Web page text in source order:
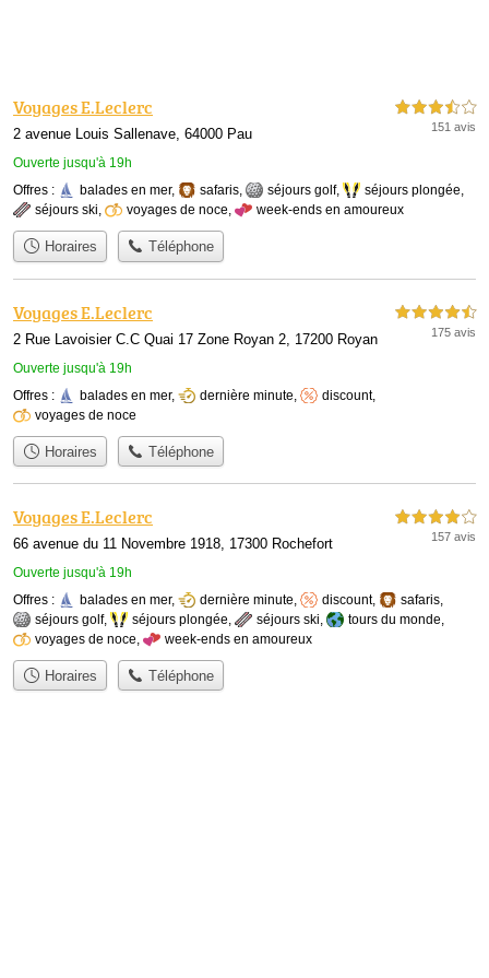
Voyages E.Leclerc
2 avenue Louis Sallenave, 64000 Pau
Ouverte jusqu'à 19h
3,5 étoiles sur 5
151 avis
Offres : balades en mer, safaris, séjours golf, séjours plongée,
séjours ski, voyages de noce, week-ends en amoureux
Horaires Téléphone
Voyages E.Leclerc
2 Rue Lavoisier C.C Quai 17 Zone Royan 2, 17200 Royan
Ouverte jusqu'à 19h
4,5 étoiles sur 5
175 avis
Offres : balades en mer, dernière minute discount,
voyages de noce
Horaires Téléphone
Voyages E.Leclerc
66 avenue du 11 Novembre 1918, 17300 Rochefort
Ouverte jusqu'à 19h
4,0 étoiles sur 5
157 avis
Offres : balades en mer, dernière minute, discount, safaris,
séjours golf, séjours plongée, séjours ski, tours du monde,
voyages de noce, week-ends en amoureux
Horaires Téléphone